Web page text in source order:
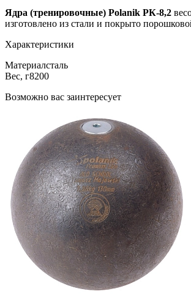
Ядра (тренировочные) Polanik РК-8,2
изготовлено из стали и покрыто
Характеристики
Материалсталь
Вес, г8200
Возможно вас заинтересует